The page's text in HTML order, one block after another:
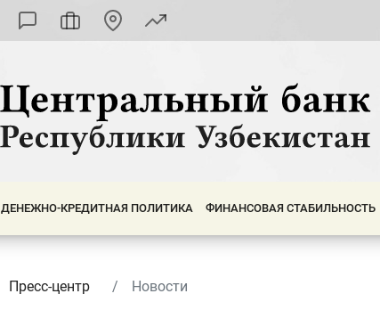
ДЕНЕЖНО-КРЕДИТНАЯ ПОЛИТИКА ФИНАНСОВАЯ СТАБИЛЬНОСТЬ
Пресс-центр Новости